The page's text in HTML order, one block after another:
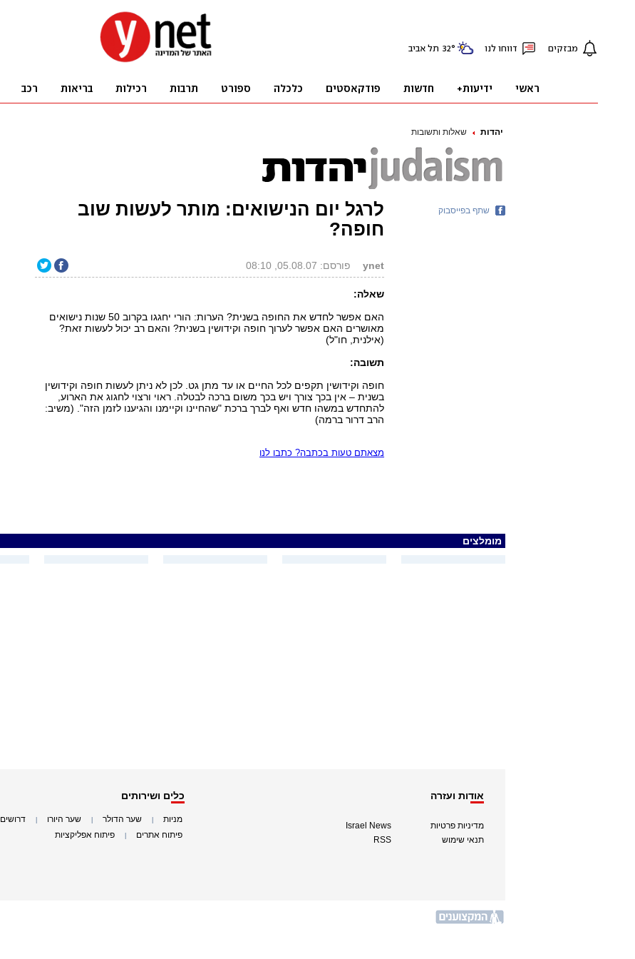
יהדות שאלות ותשובות
לרגל יום הנישואים: מותר לעשות שוב
חופה?
ynet פורסם: 05.08.07, 08:10
שאלה:
האם אפשר לחדש את החופה בשנית? הערות: הורי יחגגו בקרוב 50 שנות נישואים
מאושרים האם אפשר לערוך חופה וקידושין בשנית? והאם רב יכול לעשות זאת?
(אילנית, חו"ל)
תשובה:
חופה וקידושין תקפים לכל החיים או עד מתן גט. לכן לא ניתן לעשות חופה וקידושין
בשנית – אין בכך צורך ויש בכך משום ברכה לבטלה. ראוי ורצוי לחגוג את הארוע,
להתחדש במשהו חדש ואף לברך ברכת "שהחיינו וקיימנו והגיענו לזמן הזה". (משיב:
הרב דרור ברמה)
מצאתם טעות בכתבה? כתבו לנו
שתף בפייסבוק
מומלצים
אודות ועזרה
מדיניות פרטיות
תנאי שימוש
Israel News
RSS
כלים ושירותים
מניות שער הדולר שער היורו דרושים
פיתוח אתרים פיתוח אפליקציות